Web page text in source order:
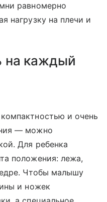
равномерно
нагрузку на плечи и
на каждый
и очень
— можно
Для ребенка
положения: лежа,
Чтобы малышу
и ножек